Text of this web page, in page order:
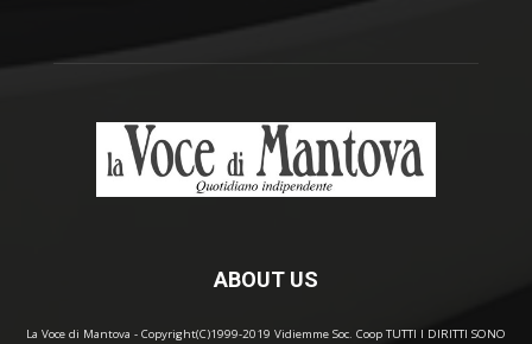
ABOUT US
La Voce di Mantova - Copyright(C)1999-2019 Vidiemme Soc. Coop TUTTI I DIRITTI SONO